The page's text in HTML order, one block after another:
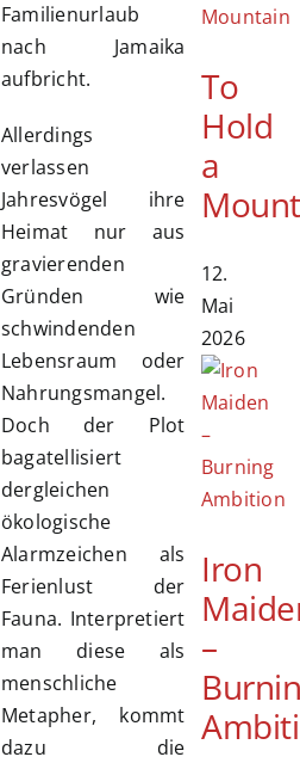
Familienurlaub
nach Jamaika
aufbricht.
Allerdings
verlassen
Jahresvögel ihre
Heimat nur aus
gravierenden
Gründen wie
schwindenden
Lebensraum oder
Nahrungsmangel.
Doch der Plot
bagatellisiert
dergleichen
ökologische
Alarmzeichen als
Ferienlust der
Fauna. Interpretiert
man diese als
menschliche
Metapher, kommt
dazu die
To
Hold
a
12.
Mai
2026
Iron
–